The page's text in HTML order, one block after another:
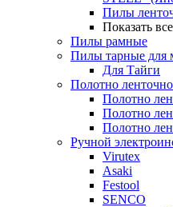
Пилы
Показать все
Пилы рамные
Пилы тарные для
Для Тайги
Полотно
Полотно
Полотно
Полотно
Ручной
Virutex
Asaki
Festool
SENCO